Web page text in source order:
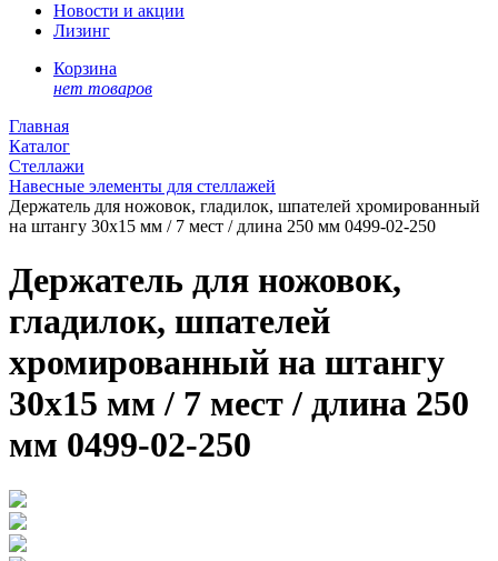
Новости и акции
Лизинг
Корзина
нет товаров
Главная
Каталог
Стеллажи
Навесные элементы для стеллажей
Держатель для ножовок, гладилок, шпателей хромированный
на штангу 30х15 мм / 7 мест / длина 250 мм 0499-02-250
Держатель для ножовок,
гладилок, шпателей
хромированный на штангу
30х15 мм / 7 мест / длина 250
мм 0499-02-250